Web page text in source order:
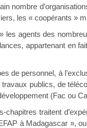
nombre
les « coopérants »
agents des
appartenant en
de personnel, à
publics, de
(Fac ou
chapitres traitent
à Madagascar »,